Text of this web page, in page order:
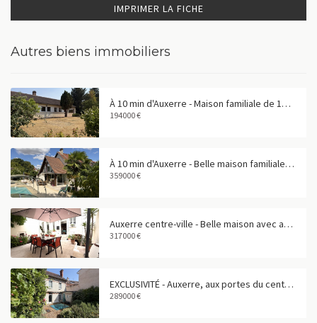
IMPRIMER LA FICHE
Autres biens immobiliers
À 10 min d'Auxerre - Maison familiale de 158 m² dans un bourg avec commerces
194000 €
À 10 min d'Auxerre - Belle maison familiale avec piscine
359000 €
Auxerre centre-ville - Belle maison avec appartement indépendant et garage
317000 €
EXCLUSIVITÉ - Auxerre, aux portes du centre-ville - Maison de caractère de 160 m²
289000 €